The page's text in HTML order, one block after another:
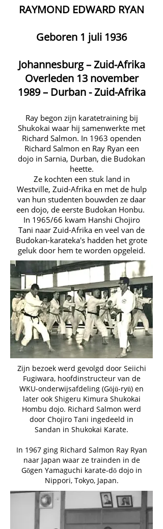
RAYMOND EDWARD RYAN
Geboren 1 juli 1936
Johannesburg – Zuid-Afrika
Overleden 13 november
1989 – Durban - Zuid-Afrika
Ray begon zijn karatetraining bij
Shukokai waar hij samenwerkte met
Richard Salmon. In 1963 openden
Richard Salmon en Ray Ryan een
dojo in Sarnia, Durban, die Budokan
heette.
Ze kochten een stuk land in
Westville, Zuid-Afrika en met de hulp
van hun studenten bouwden ze daar
een dojo, de eerste Budokan Honbu.
In 1965/66 kwam Hanshi Chojiro
Tani naar Zuid-Afrika en veel van de
Budokan-karateka's hadden het grote
geluk door hem te worden opgeleid.
Zijn bezoek werd gevolgd door Seiichi
Fugiwara, hoofdinstructeur van de
WKU-onderwijsafdeling (Gōjū-ryū) en
later ook Shigeru Kimura Shukokai
Hombu dojo. Richard Salmon werd
door Chojiro Tani ingedeeld in
Sandan in Shukokai Karate.
In 1967 ging Richard Salmon Ray Ryan
naar Japan waar ze trainden in de
Gōgen Yamaguchi karate-dō dojo in
Nippori, Tokyo, Japan.